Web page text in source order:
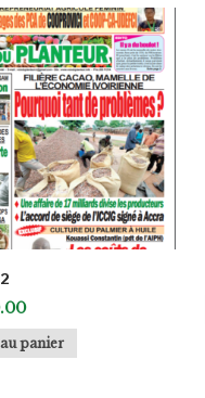
panier